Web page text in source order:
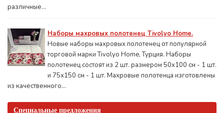
различные...
Наборы махровых полотенец Tivolyo Home.
Новые наборы махровых полотенец от популярной
торговой марки Tivolyo Home, Турция. Наборы
полотенец состоят из 2 шт. размером 50x100 см - 1 шт.
и 75х150 см - 1 шт. Махровые полотенца изготовлены
из качественного...
Специальные предложения